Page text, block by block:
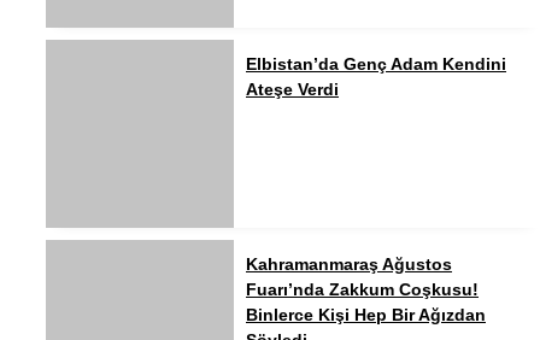
Elbistan’da Genç Adam Kendini
Ateşe Verdi
Kahramanmaraş Ağustos
Fuarı’nda Zakkum Coşkusu!
Binlerce Kişi Hep Bir Ağızdan